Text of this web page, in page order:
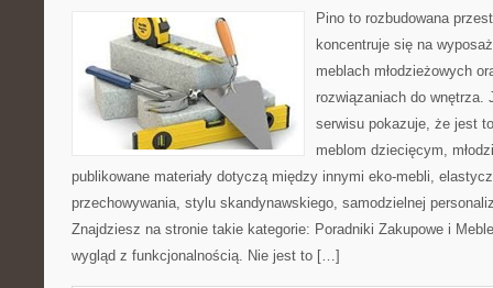
Pino to rozbudowana
koncentruje się na
meblach młodzieżowych
rozwiązaniach do wnętrza.
serwisu pokazuje, że jest
meblom dziecięcym,
publikowane materiały dotyczą między innymi eko-mebli,
przechowywania, stylu skandynawskiego, samodzielnej
Znajdziesz na stronie takie kategorie: Poradniki Zakupowe i
wygląd z funkcjonalnością. Nie jest to […]